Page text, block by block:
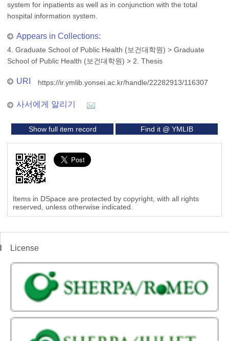
system for inpatients as well as in conjunction with the total
hospital information system.
Appears in Collections:
4. Graduate School of Public Health (보건대학원) > Graduate
School of Public Health (보건대학원) > 2. Thesis
URI https://ir.ymlib.yonsei.ac.kr/handle/22282913/116307
사서에게 알리기
Show full item record Find it @ YMLIB
Items in DSpace are protected by copyright, with all rights
reserved, unless otherwise indicated.
License